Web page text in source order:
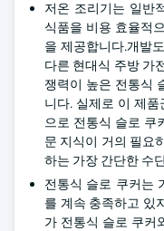
저온 조리기는 일반
식품을 비용 효율적
을 제공합니다.개발
다른 현대식 주방 가
쟁력이 높은 전통식
니다. 실제로 이 제
으로 전통식 슬로 쿠
문 지식이 거의 필요
하는 가장 간단한 수
전통식 슬로 쿠커는
를 계속 충족하고 있
가 전통식 슬로 쿠커